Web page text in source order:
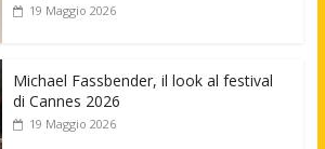
19 Maggio 2026
Michael Fassbender, il look al festival
di Cannes 2026
19 Maggio 2026